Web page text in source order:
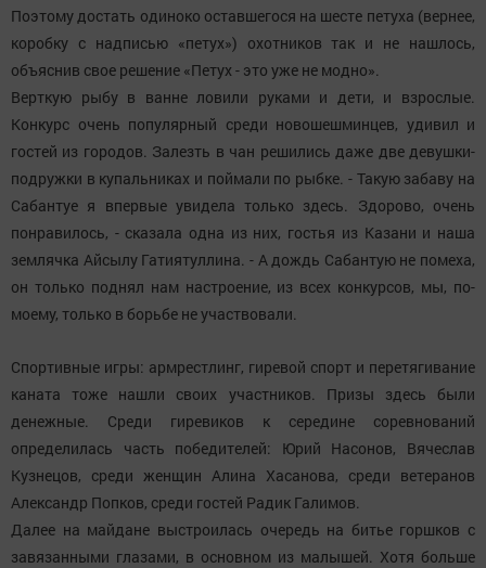
Поэтому достать одиноко оставшегося на шесте петуха (вернее,
коробку с надписью «петух») охотников так и не нашлось,
объяснив свое решение «Петух - это уже не модно».
Верткую рыбу в ванне ловили руками и дети, и взрослые.
Конкурс очень популярный среди новошешминцев, удивил и
гостей из городов. Залезть в чан решились даже две девушки-
подружки в купальниках и поймали по рыбке. - Такую забаву на
Сабантуе я впервые увидела только здесь. Здорово, очень
понравилось, - сказала одна из них, гостья из Казани и наша
землячка Айсылу Гатиятуллина. - А дождь Сабантую не помеха,
он только поднял нам настроение, из всех конкурсов, мы, по-
моему, только в борьбе не участвовали.
Спортивные игры: армрестлинг, гиревой спорт и перетягивание
каната тоже нашли своих участников. Призы здесь были
денежные. Среди гиревиков к середине соревнований
определилась часть победителей: Юрий Насонов, Вячеслав
Кузнецов, среди женщин Алина Хасанова, среди ветеранов
Александр Попков, среди гостей Радик Галимов.
Далее на майдане выстроилась очередь на битье горшков с
завязанными глазами, в основном из малышей. Хотя больше